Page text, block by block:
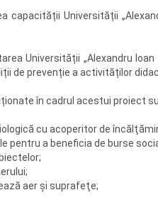
capacității Universității
Universității „Alexandru
de prevenție a activităților
în cadrul acestui proiect
cu acoperitor de
pentru a beneficia de burse
aer şi suprafeţe;